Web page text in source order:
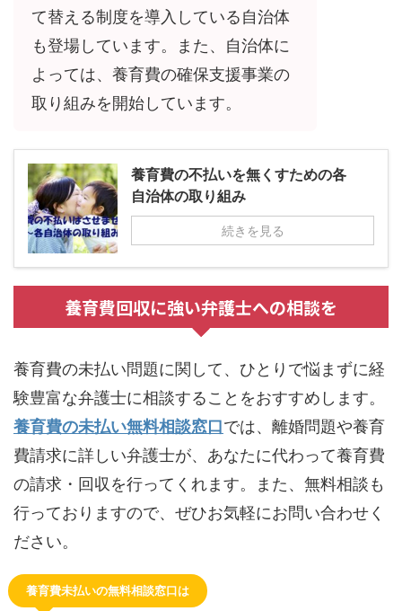
て替える制度を導入している自治体
も登場しています。また、自治体に
よっては、養育費の確保支援事業の
取り組みを開始しています。
養育費の不払いを無くすための各
自治体の取り組み
続きを見る
養育費回収に強い弁護士への相談を
養育費の未払い問題に関して、ひとりで悩まずに経
験豊富な弁護士に相談することをおすすめします。
養育費の未払い無料相談窓口では、離婚問題や養育
費請求に詳しい弁護士が、あなたに代わって養育費
の請求・回収を行ってくれます。また、無料相談も
行っておりますので、ぜひお気軽にお問い合わせく
ださい。
養育費未払いの無料相談窓口は